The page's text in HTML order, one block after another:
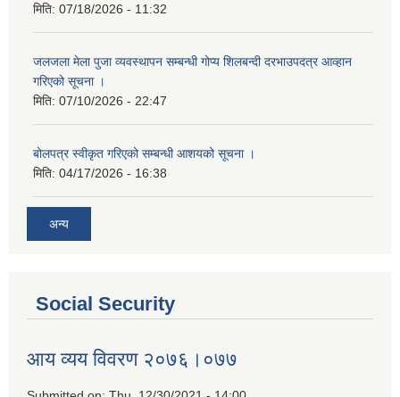
मिति: 07/18/2026 - 11:32
जलजला मेला पुजा व्यवस्थापन सम्बन्धी गोप्य शिलबन्दी दरभाउपदत्र आव्हान
गरिएको सूचना ।
मिति: 07/10/2026 - 22:47
बोलपत्र स्वीकृत गरिएको सम्बन्धी आशयको सूचना ।
मिति: 04/17/2026 - 16:38
अन्य
Social Security
आय व्यय विवरण २०७६।०७७